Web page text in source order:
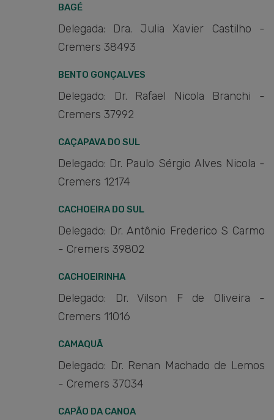
BAGÉ
Delegada: Dra. Julia Xavier Castilho -
Cremers 38493
BENTO GONÇALVES
Delegado: Dr. Rafael Nicola Branchi -
Cremers 37992
CAÇAPAVA DO SUL
Delegado: Dr. Paulo Sérgio Alves Nicola -
Cremers 12174
CACHOEIRA DO SUL
Delegado: Dr. Antônio Frederico S Carmo
- Cremers 39802
CACHOEIRINHA
Delegado: Dr. Vilson F de Oliveira -
Cremers 11016
CAMAQUÃ
Delegado: Dr. Renan Machado de Lemos
- Cremers 37034
CAPÃO DA CANOA